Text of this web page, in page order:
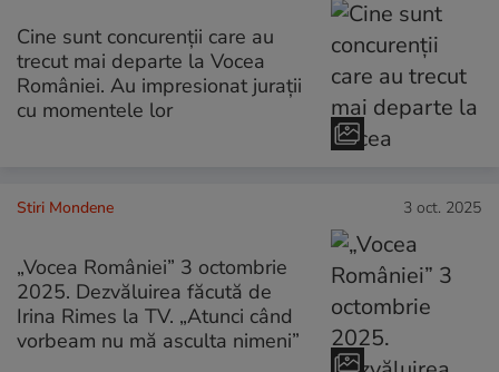
Cine sunt concurenții care au
trecut mai departe la Vocea
României. Au impresionat jurații
cu momentele lor
Stiri Mondene 3 oct. 2025
„Vocea României” 3 octombrie
2025. Dezvăluirea făcută de
Irina Rimes la TV. „Atunci când
vorbeam nu mă asculta nimeni”